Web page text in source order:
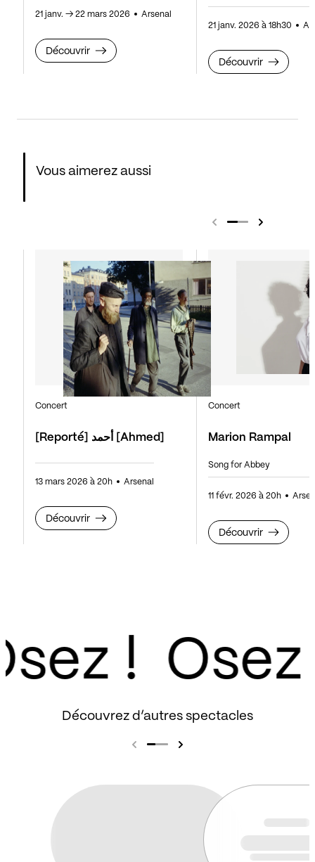
21 janv. →22 mars 2026 Arsenal
Découvrir
21 janv. 2026 à 18h30
Découvrir
Vous aimerez aussi
[Reporté] أحمد [Ahmed]
Concert
13 mars 2026 à 20h Arsenal
Découvrir
Marion Rampal
Concert
Song for Abbey
11 févr. 2026 à 20h
Découvrir
!
Découvrez d’autres spectacles